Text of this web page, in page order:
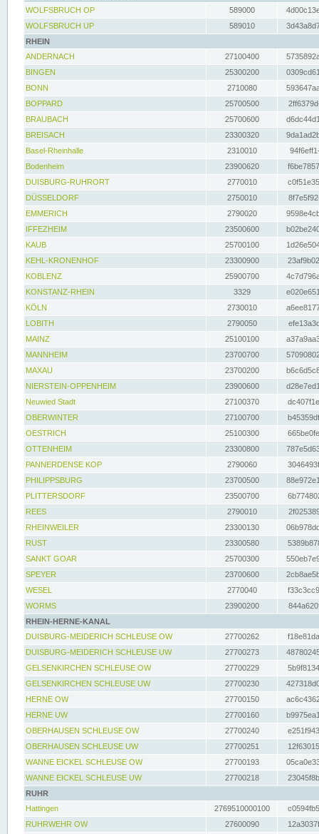
WOLFSBRUCH OP
589000
WOLFSBRUCH UP
589010
RHEIN
ANDERNACH
27100400
BINGEN
25300200
BONN
2710080
BOPPARD
25700500
BRAUBACH
25700600
BREISACH
23300320
Basel-Rheinhalle
2310010
Bodenheim
23900620
DUISBURG-RUHRORT
2770010
DÜSSELDORF
2750010
EMMERICH
2790020
IFFEZHEIM
23500600
KAUB
25700100
KEHL-KRONENHOF
23300900
KOBLENZ
25900700
KONSTANZ-RHEIN
3329
KÖLN
2730010
LOBITH
2790050
MAINZ
25100100
MANNHEIM
23700700
MAXAU
23700200
NIERSTEIN-OPPENHEIM
23900600
Neuwied Stadt
27100370
OBERWINTER
27100700
OESTRICH
25100300
OTTENHEIM
23300800
PANNERDENSE KOP
2790060
PHILIPPSBURG
23700500
PLITTERSDORF
23500700
REES
2790010
RHEINWEILER
23300130
RUST
23300580
SANKT GOAR
25700300
SPEYER
23700600
WESEL
2770040
WORMS
23900200
RHEIN-HERNE-KANAL
DUISBURG-MEIDERICH SCHLEUSE OW
27700262
DUISBURG-MEIDERICH SCHLEUSE UW
27700273
GELSENKIRCHEN SCHLEUSE OW
27700229
GELSENKIRCHEN SCHLEUSE UW
27700230
HERNE OW
27700150
HERNE UW
27700160
OBERHAUSEN SCHLEUSE OW
27700240
OBERHAUSEN SCHLEUSE UW
27700251
WANNE EICKEL SCHLEUSE OW
27700193
WANNE EICKEL SCHLEUSE UW
27700218
RUHR
Hattingen
2769510000100
RUHRWEHR OW
27600090